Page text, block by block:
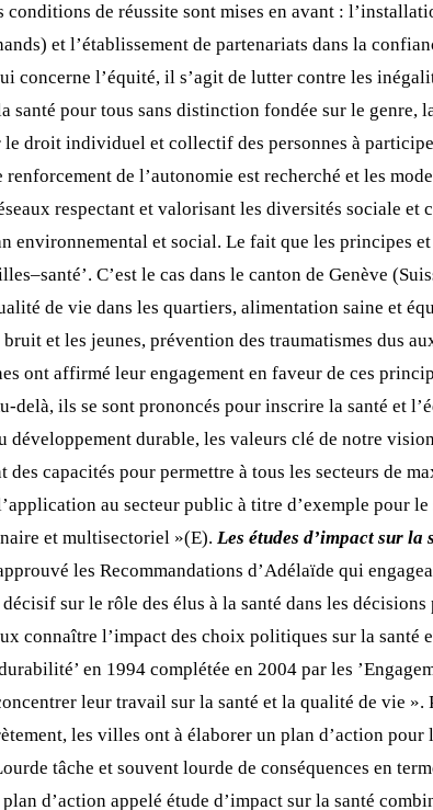
de réussite sont mises en avant :
et l’établissement de partenariats dans la
l’équité, il s’agit de lutter contre les
pour tous sans distinction fondée sur le genre,
droit individuel et collectif des personnes à
de l’autonomie est recherché et les
respectant et valorisant les diversités sociale
et social. Le fait que les principes
C’est le cas dans le canton de Genève
de vie dans les quartiers, alimentation saine et
et les jeunes, prévention des traumatismes dus
ont affirmé leur engagement en faveur de ces
ils se sont prononcés pour inscrire la santé et
durable, les valeurs clé de notre
capacités pour permettre à tous les secteurs de
au secteur public à titre d’exemple pour
et multisectoriel »(E). Les études d’impact sur la
les Recommandations d’Adélaïde qui
sur le rôle des élus à la santé dans les
connaître l’impact des choix politiques sur la santé
en 1994 complétée en 2004 par les
leur travail sur la santé et la qualité de vie
les villes ont à élaborer un plan d’action pour
tâche et souvent lourde de conséquences en
d’action appelé étude d’impact sur la santé